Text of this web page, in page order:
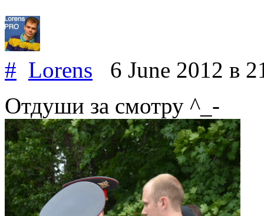
# Lorens 6 June 2012 в
Отдуши за смотру ^_-